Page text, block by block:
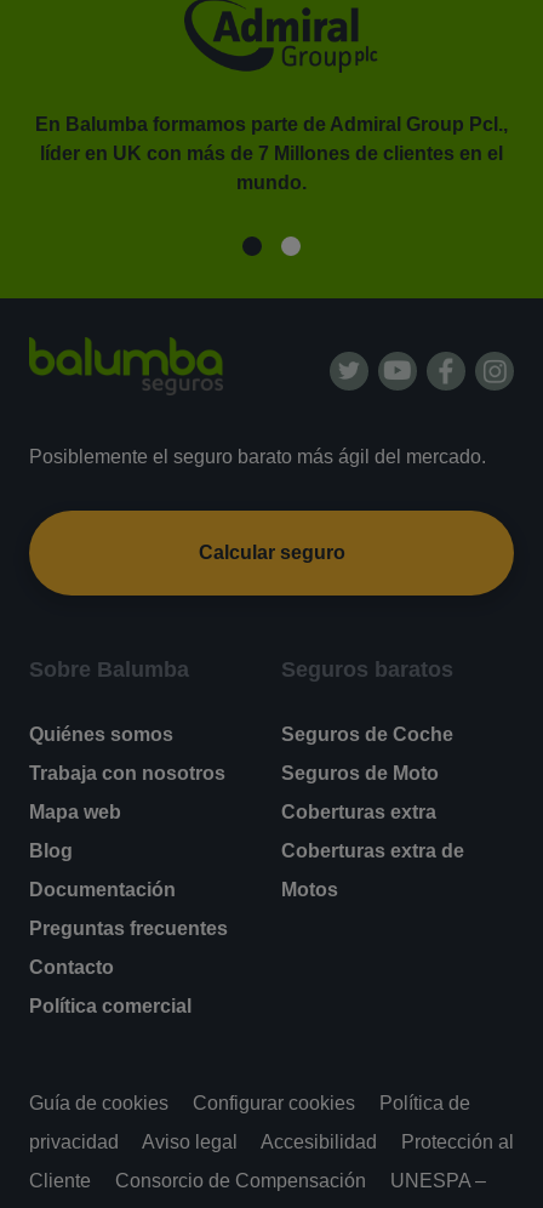
En Balumba formamos parte de Admiral Group Pcl.,
líder en UK con más de 7 Millones de clientes en el
mundo.
Posiblemente el seguro barato más ágil del mercado.
Calcular seguro
Sobre Balumba
Quiénes somos
Trabaja con nosotros
Mapa web
Blog
Documentación
Preguntas frecuentes
Contacto
Política comercial
Seguros baratos
Seguros de Coche
Seguros de Moto
Coberturas extra
Coberturas extra de
Motos
Guía de cookies Configurar cookies
Política de
privacidad
Aviso legal Accesibilidad
Protección al
Cliente
Consorcio de Compensación UNESPA –